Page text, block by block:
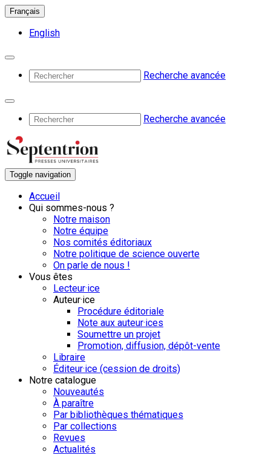
Français
English
Recherche avancée
Recherche avancée
Toggle navigation
Accueil
Qui sommes-nous ?
Notre maison
Notre équipe
Nos comités éditoriaux
Notre politique de science ouverte
On parle de nous !
Vous êtes
Lecteur·ice
Auteur·ice
Procédure éditoriale
Note aux auteur·ices
Soumettre un projet
Promotion, diffusion, dépôt-vente
Libraire
Éditeur·ice (cession de droits)
Notre catalogue
Nouveautés
À paraître
Par bibliothèques thématiques
Par collections
Revues
Actualités